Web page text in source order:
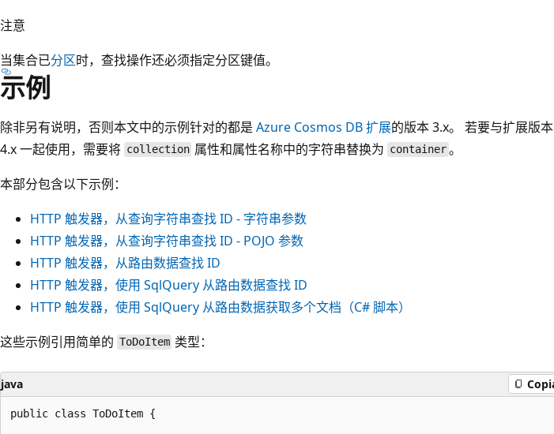
注意
当集合已分区时，查找操作还必须指定分区键值。
示例
除非另有说明，否则本文中的示例针对的都是 Azure Cosmos DB 扩展的版本 3.x。 若要与扩展版本
4.x 一起使用，需要将 collection 属性和属性名称中的字符串替换为 container。
本部分包含以下示例：
HTTP 触发器，从查询字符串查找 ID - 字符串参数
HTTP 触发器，从查询字符串查找 ID - POJO 参数
HTTP 触发器，从路由数据查找 ID
HTTP 触发器，使用 SqlQuery 从路由数据查找 ID
HTTP 触发器，使用 SqlQuery 从路由数据获取多个文档（C# 脚本）
这些示例引用简单的 ToDoItem 类型：
java
public class ToDoItem {